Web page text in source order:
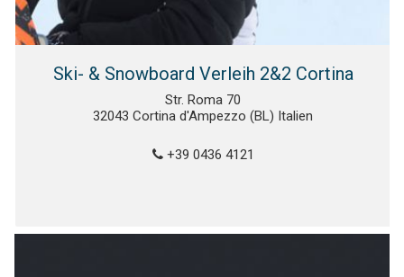
Ski- & Snowboard Verleih 2&2 Cortina
Str. Roma 70
32043 Cortina d'Ampezzo (BL) Italien
+39 0436 4121